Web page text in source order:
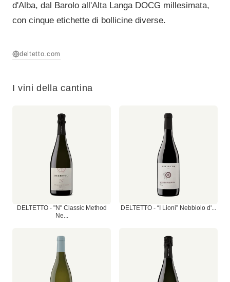
d'Alba, dal Barolo all'Alta Langa DOCG millesimata,
con cinque etichette di bollicine diverse.
deltetto.com
I vini della cantina
DELTETTO - "N" Classic Method
Ne...
DELTETTO - “I Lioni” Nebbiolo d'...